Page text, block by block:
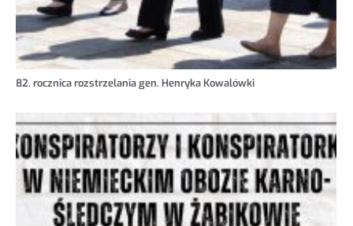
82. rocznica rozstrzelania gen. Henryka Kowalówki